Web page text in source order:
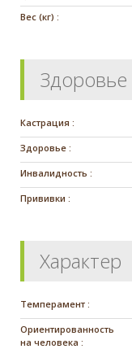
Вес (кг) :
Здоровье
Кастрация :
Здоровье :
Инвалидность :
Прививки :
Характер
Темперамент :
Ориентированность
на человека :